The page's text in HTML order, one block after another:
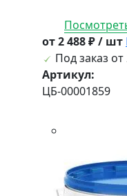
от 2 488 ₽ / шт
Под заказ от
Артикул:
ЦБ-00001859